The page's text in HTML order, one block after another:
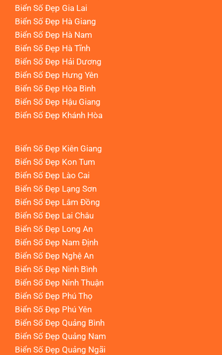
Biển Số Đẹp Gia Lai
Biển Số Đẹp Hà Giang
Biển Số Đẹp Hà Nam
Biển Số Đẹp Hà Tĩnh
Biển Số Đẹp Hải Dương
Biển Số Đẹp Hưng Yên
Biển Số Đẹp Hòa Bình
Biển Số Đẹp Hậu Giang
Biển Số Đẹp Khánh Hòa
Biển Số Đẹp Kiên Giang
Biển Số Đẹp Kon Tum
Biển Số Đẹp Lào Cai
Biển Số Đẹp Lạng Sơn
Biển Số Đẹp Lâm Đồng
Biển Số Đẹp Lai Châu
Biển Số Đẹp Long An
Biển Số Đẹp Nam Định
Biển Số Đẹp Nghệ An
Biển Số Đẹp Ninh Bình
Biển Số Đẹp Ninh Thuận
Biển Số Đẹp Phú Thọ
Biển Số Đẹp Phú Yên
Biển Số Đẹp Quảng Bình
Biển Số Đẹp Quảng Nam
Biển Số Đẹp Quảng Ngãi